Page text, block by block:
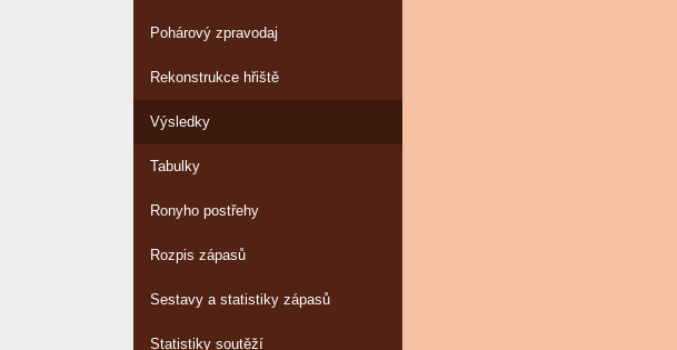
Pohárový zpravodaj
Rekonstrukce hřiště
Výsledky
Tabulky
Ronyho postřehy
Rozpis zápasů
Sestavy a statistiky zápasů
Statistiky soutěží